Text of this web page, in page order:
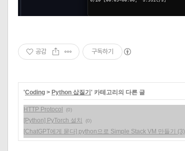
공감 구독하기
'Coding > Python 삽질기 ' 카테고리의 다른 글
HTTP Protocol (0)
[Python] PyTorch 설치 (0)
[ChatGPT에게 묻다] python으로 Simple Stack VM 만들기 (3)